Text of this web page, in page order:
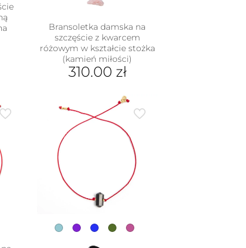
Bransoletka damska na
szczęście z kwarcem
różowym w kształcie stożka
(kamień miłości)
310.00 zł
produkt
ma
wiele
wariantów.
stronie
produktu